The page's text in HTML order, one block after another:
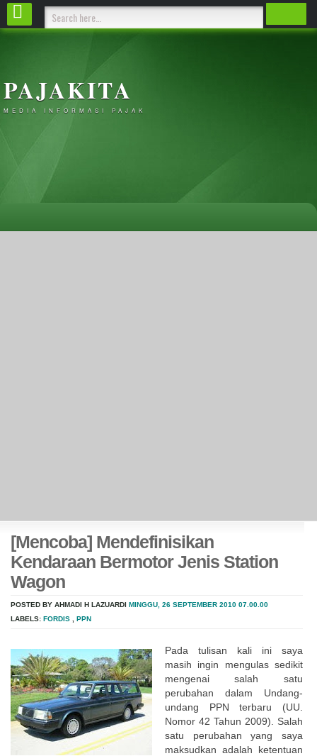
PAJAKITA
MEDIA INFORMASI PAJAK
[Mencoba] Mendefinisikan
Kendaraan Bermotor Jenis Station
Wagon
POSTED BY AHMADI H LAZUARDI MINGGU, 26 SEPTEMBER 2010 07.00.00
LABELS: FORDIS PPN
Pada tulisan kali ini saya
masih ingin mengulas sedikit
mengenai salah satu
perubahan dalam Undang-
undang PPN terbaru (UU.
Nomor 42 Tahun 2009). Salah
satu perubahan yang saya
maksudkan adalah ketentuan